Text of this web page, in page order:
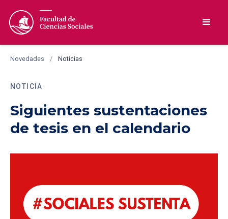
Novedades / Noticias
NOTICIA
Siguientes sustentaciones
de tesis en el calendario